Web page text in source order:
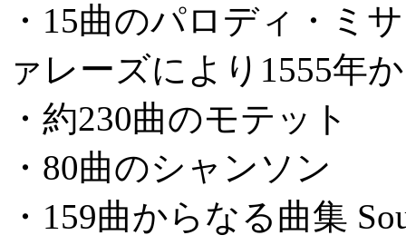
・15曲のパロディ・ミ
ァレーズにより1555年
・約230曲のモテット
・80曲のシャンソン
・159曲からなる曲集